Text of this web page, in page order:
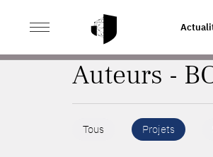
ACCUEIL
Auteurs -
Tous Projets